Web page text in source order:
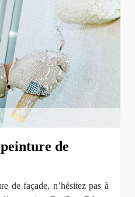
de
de façade, n’hésitez pas à